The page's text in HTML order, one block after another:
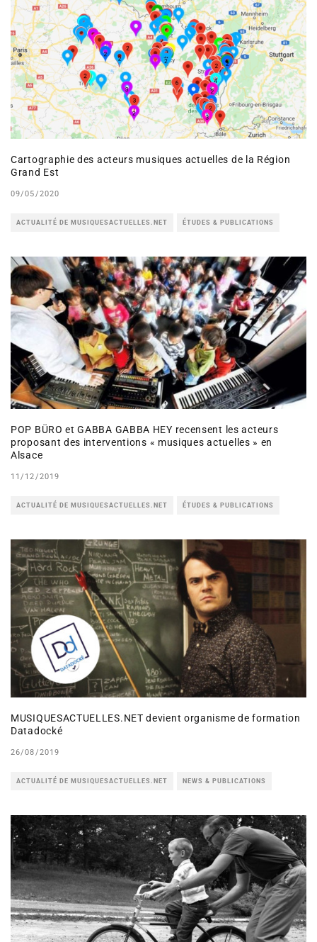
Cartographie des acteurs musiques actuelles de la Région
Grand Est
09/05/2020
ACTUALITÉ DE MUSIQUESACTUELLES.NET ÉTUDES & PUBLICATIONS
POP BÜRO et GABBA GABBA HEY recensent les acteurs
proposant des interventions « musiques actuelles » en
Alsace
11/12/2019
ACTUALITÉ DE MUSIQUESACTUELLES.NET ÉTUDES & PUBLICATIONS
MUSIQUESACTUELLES.NET devient organisme de formation
Datadocké
26/08/2019
ACTUALITÉ DE MUSIQUESACTUELLES.NET NEWS & PUBLICATIONS